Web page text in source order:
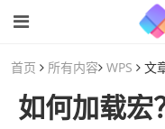
首页 所有内容 WPS 文